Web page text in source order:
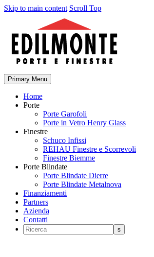
Skip to main content Scroll Top
Primary Menu
Home
Porte
Porte Garofoli
Porte in Vetro Henry Glass
Finestre
Schuco Infissi
REHAU Finestre e Scorrevoli
Finestre Biemme
Porte Blindate
Porte Blindate Dierre
Porte Blindate Metalnova
Finanziamenti
Partners
Azienda
Contatti